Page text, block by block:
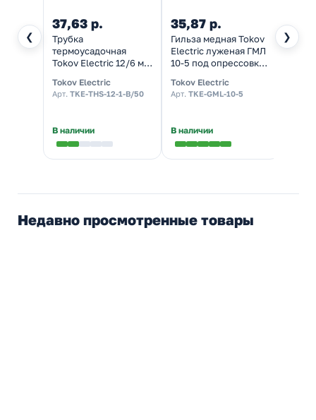
❮ ❯
37,63 р.
Трубка
термоусадочная
Tokov Electric 12/6 мм
коэффициентом
усадки 2:1 в метровой
Tokov Electric
Арт. TKE-THS-12-1-B/50
В наличии
35,87 р.
Гильза медная Tokov
Electric луженая ГМЛ
10-5 под опрессовку
Tokov Electric
Арт. TKE-GML-10-5
В наличии
Недавно просмотренные товары